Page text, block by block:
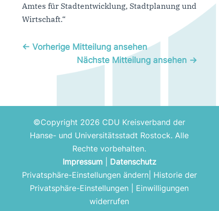
Amtes für Stadtentwicklung, Stadtplanung und
Wirtschaft.“
← Vorherige Mitteilung ansehen
Nächste Mitteilung ansehen →
©Copyright 2026 CDU Kreisverband der
Hanse- und Universitätsstadt Rostock. Alle
Rechte vorbehalten.
Impressum| Datenschutz
Privatsphäre-Einstellungen ändern| Historie der
Privatsphäre-Einstellungen
Einwilligungen
widerrufen